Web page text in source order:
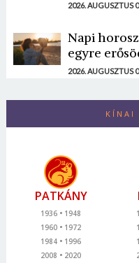
2026. AUGUSZTUS
Napi
egyre
2026. AUGUSZTUS
KÍNAI
PATKÁNY
1936
1948
1960
1972
1984
1996
2008
2020